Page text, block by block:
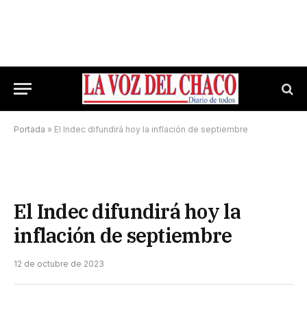
Portada » El Indec difundirá hoy la inflación de septiembre
El Indec difundirá hoy la
inflación de septiembre
12 de octubre de 2023